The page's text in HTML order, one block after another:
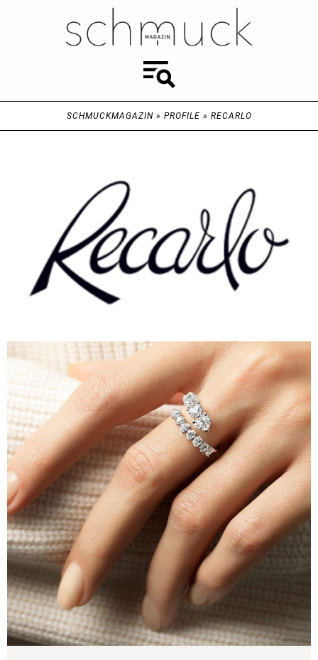
SCHMUCKMAGAZIN» PROFILE » RECARLO